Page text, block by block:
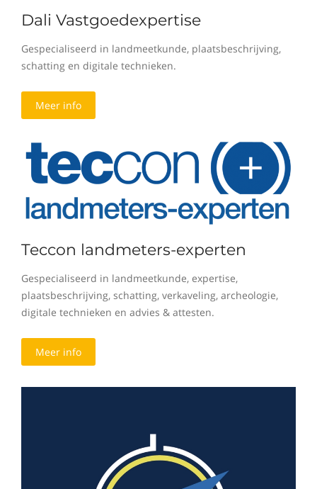
Dali Vastgoedexpertise
Gespecialiseerd in landmeetkunde, plaatsbeschrijving,
schatting en digitale technieken.
Meer info
Teccon landmeters-experten
Gespecialiseerd in landmeetkunde, expertise,
plaatsbeschrijving, schatting, verkaveling, archeologie,
digitale technieken en advies & attesten.
Meer info